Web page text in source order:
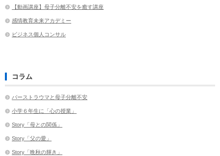
【動画講座】母子分離不安を癒す講座
感情教育未来アカデミー
ビジネス個人コンサル
コラム
バーストラウマと母子分離不安
小学６年生に「心の授業」
Story「母との関係」
Story「父の愛」
Story「晩秋の輝き」